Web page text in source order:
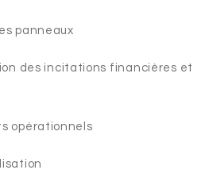
panneaux
des incitations financières et
opérationnels